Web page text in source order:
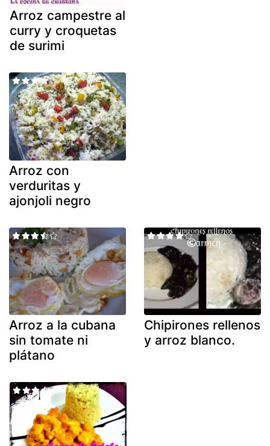
Arroz campestre al
curry y croquetas
de surimi
Arroz con
verduritas y
ajonjoli negro
Arroz a la cubana
sin tomate ni
plátano
Chipirones rellenos
y arroz blanco.